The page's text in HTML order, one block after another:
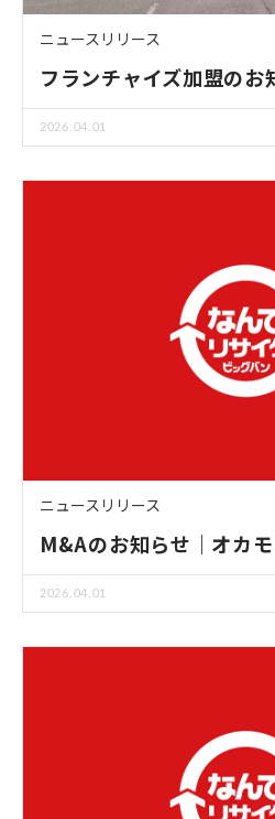
ニュースリリース
フランチャイズ加盟のお
2026.04.01
ニュースリリース
M&Aのお知らせ｜オカ
2026.04.01